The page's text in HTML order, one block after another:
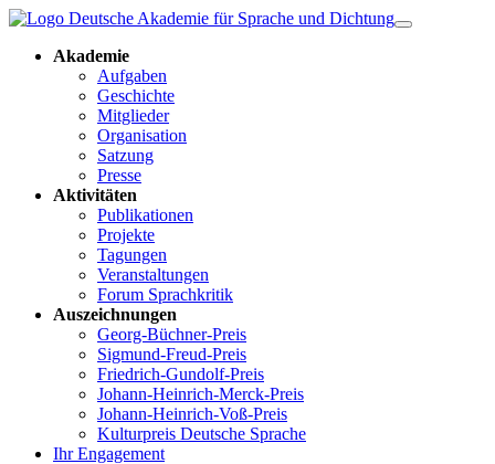
Akademie
Aufgaben
Geschichte
Mitglieder
Organisation
Satzung
Presse
Aktivitäten
Publikationen
Projekte
Tagungen
Veranstaltungen
Forum Sprachkritik
Auszeichnungen
Georg-Büchner-Preis
Sigmund-Freud-Preis
Friedrich-Gundolf-Preis
Johann-Heinrich-Merck-Preis
Johann-Heinrich-Voß-Preis
Kulturpreis Deutsche Sprache
Ihr Engagement